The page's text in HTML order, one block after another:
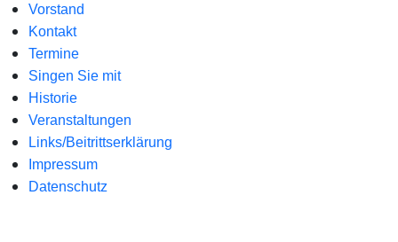
Vorstand
Kontakt
Termine
Singen Sie mit
Historie
Veranstaltungen
Links/Beitrittserklärung
Impressum
Datenschutz